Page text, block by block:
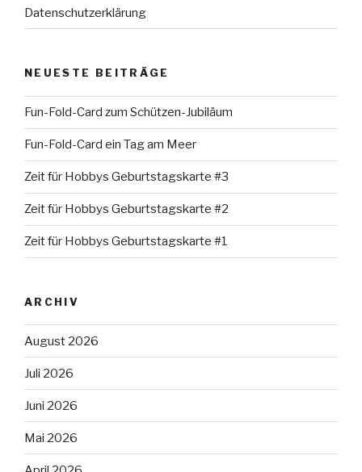
Datenschutzerklärung
NEUESTE BEITRÄGE
Fun-Fold-Card zum Schützen-Jubiläum
Fun-Fold-Card ein Tag am Meer
Zeit für Hobbys Geburtstagskarte #3
Zeit für Hobbys Geburtstagskarte #2
Zeit für Hobbys Geburtstagskarte #1
ARCHIV
August 2026
Juli 2026
Juni 2026
Mai 2026